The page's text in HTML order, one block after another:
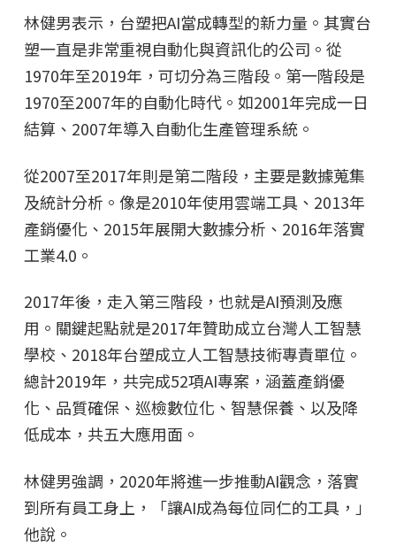
林健男表示，台塑把AI當成轉型的新力量。其實台
塑一直是非常重視自動化與資訊化的公司。從
1970年至2019年，可切分為三階段。第一階段是
1970至2007年的自動化時代。如2001年完成一日
結算、2007年導入自動化生產管理系統。
從2007至2017年則是第二階段，主要是數據蒐集
及統計分析。像是2010年使用雲端工具、2013年
產銷優化、2015年展開大數據分析、2016年落實
工業4.0。
2017年後，走入第三階段，也就是AI預測及應
用。關鍵起點就是2017年贊助成立台灣人工智慧
學校、2018年台塑成立人工智慧技術專責單位。
總計2019年，共完成52項AI專案，涵蓋產銷優
化、品質確保、巡檢數位化、智慧保養、以及降
低成本，共五大應用面。
林健男強調，2020年將進一步推動AI觀念，落實
到所有員工身上，「讓AI成為每位同仁的工具，」
他說。